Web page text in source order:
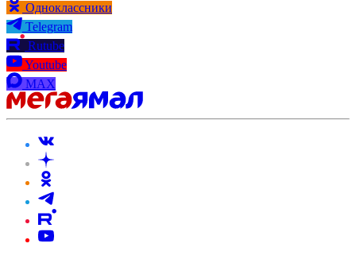
Одноклассники
Telegram
Rutube
Youtube
MAX